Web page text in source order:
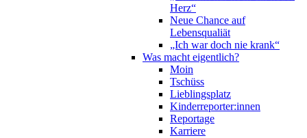
Herz“
Neue Chance auf
Lebensqualiät
„Ich war doch nie krank“
Was macht eigentlich?
Moin
Tschüss
Lieblingsplatz
Kinderreporter:innen
Reportage
Karriere